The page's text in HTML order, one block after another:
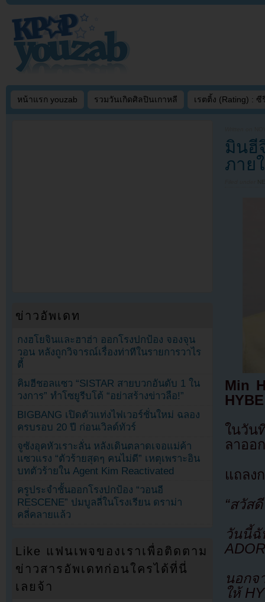
หน้าแรก youzab รวมวันเกิดศิลปินเกาหลี เรตติ้ง (Rating) : ซี
มินฮี
ภาย
Min
HYBE
ในวัน
ลาออ
แถลง
“สวัส
วันนี้ฉั
ADOR
นอกจ
ให้
ข่าวอัพเดท
กงฮโยจินและฮาฮ่า ออกโรงปกป้อง จองจุน
วอน หลังถูกวิจารณ์เรื่องท่าทีในรายการวาไร
ตี้
คิมฮีชอลแซว “SISTAR สายบวกอันดับ 1 ใน
วงการ” ทำโซยูรีบโต้ “อย่าสร้างข่าวลือ!”
BIGBANG เปิดตัวแท่งไฟเวอร์ชั่นใหม่ ฉลอง
ครบรอบ 20 ปี ก่อนเวิลด์ทัวร์
จูซังอุคหัวเราะลั่น หลังเดินตลาดเจอแม่ค้า
แซวแรง “ตัวร้ายสุดๆ คนไม่ดี” เหตุเพราะอิน
บทตัวร้ายใน Agent Kim Reactivated
ครูประจำชั้นออกโรงปกป้อง “วอนอี
RESCENE” ปมบูลลี่ในโรงเรียน ดราม่า
คลี่คลายแล้ว
Like แฟนเพจของเราเพื่อติดตาม
ข่าวสารอัพเดทก่อนใครได้ที่นี่
เลยจ้า